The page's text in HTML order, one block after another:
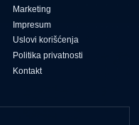
Marketing
Impresum
Uslovi korišćenja
Politika privatnosti
Kontakt